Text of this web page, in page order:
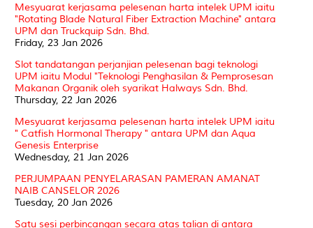
Mesyuarat kerjasama pelesenan harta intelek UPM iaitu
"Rotating Blade Natural Fiber Extraction Machine" antara
UPM dan Truckquip Sdn. Bhd.
Friday, 23 Jan 2026
Slot tandatangan perjanjian pelesenan bagi teknologi
UPM iaitu Modul "Teknologi Penghasilan & Pemprosesan
Makanan Organik oleh syarikat Halways Sdn. Bhd.
Thursday, 22 Jan 2026
Mesyuarat kerjasama pelesenan harta intelek UPM iaitu
" Catfish Hormonal Therapy " antara UPM dan Aqua
Genesis Enterprise
Wednesday, 21 Jan 2026
PERJUMPAAN PENYELARASAN PAMERAN AMANAT
NAIB CANSELOR 2026
Tuesday, 20 Jan 2026
Satu sesi perbincangan secara atas talian di antara